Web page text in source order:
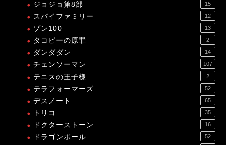
ジョジョ第8部 15
スパイファミリー 12
ゾン100 13
タコピーの原罪 2
ダンダダン 14
チェンソーマン 107
テニスの王子様 2
テラフォーマーズ 52
デスノート 65
トリコ 35
ドクターストーン 16
ドラゴンボール 52